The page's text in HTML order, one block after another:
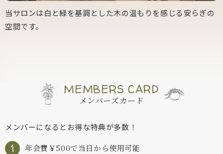
当サロンは白と緑を基調とした木の温もりを感じる安らぎの
空間です。
MEMBERS CARD
メンバーズカード
メンバーになるとお得な特典が多数！
年会費￥500で当日から使用可能